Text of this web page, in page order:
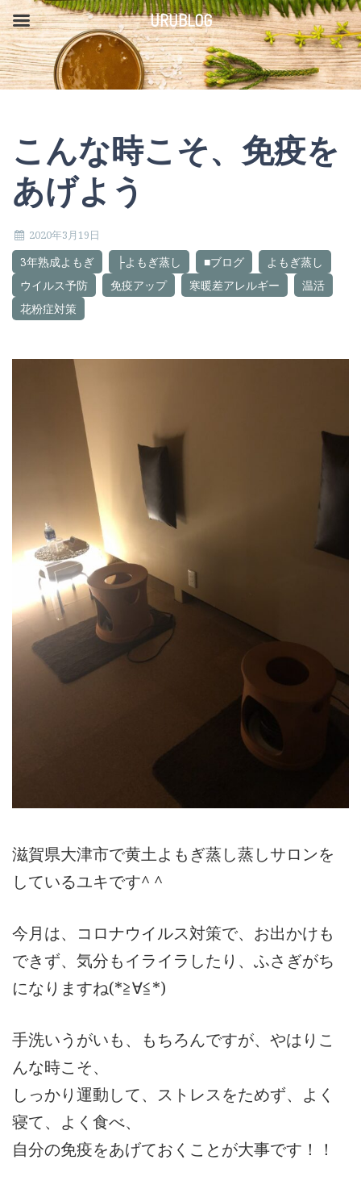
コ
ン
テ
ン
キ
ッ
プ
こんな時こそ、免疫を
あげよう
2020年3月19日
3年熟成よもぎ ├よもぎ蒸し ■ブログ
よもぎ蒸し
ウイルス予防
免疫アップ 寒暖差アレルギー
温活
花粉症対策
滋賀県大津市で黄土よもぎ蒸し蒸しサロンを
しているユキです^ ^
今月は、コロナウイルス対策で、お出かけも
できず、気分もイライラしたり、ふさぎがち
になりますね(*≧∀≦*)
手洗いうがいも、もちろんですが、やはりこ
んな時こそ、
しっかり運動して、ストレスをためず、よく
寝て、よく食べ、
自分の免疫をあげておくことが大事です！！
URUBLOG